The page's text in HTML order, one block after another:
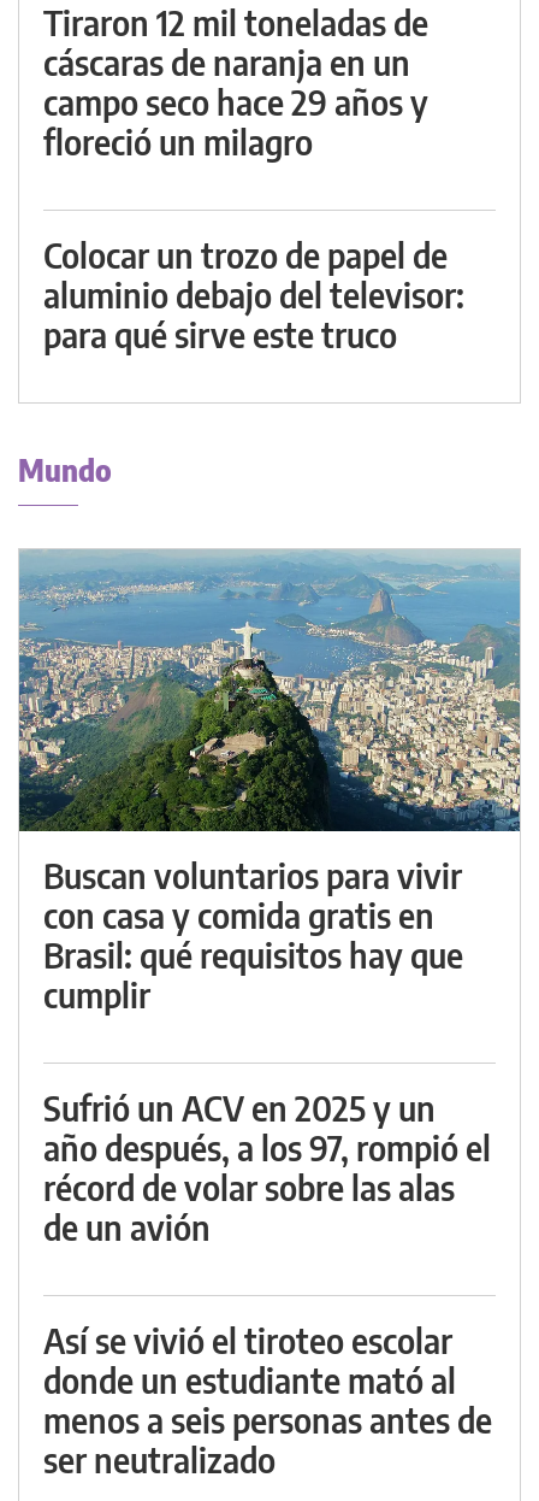
Tiraron 12 mil toneladas de
cáscaras de naranja en un
campo seco hace 29 años y
floreció un milagro
Colocar un trozo de papel de
aluminio debajo del televisor:
para qué sirve este truco
Mundo
Buscan voluntarios para vivir
con casa y comida gratis en
Brasil: qué requisitos hay que
cumplir
Sufrió un ACV en 2025 y un
año después, a los 97, rompió el
récord de volar sobre las alas
de un avión
Así se vivió el tiroteo escolar
donde un estudiante mató al
menos a seis personas antes de
ser neutralizado